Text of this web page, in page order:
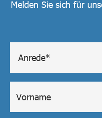
Melden Sie sich für